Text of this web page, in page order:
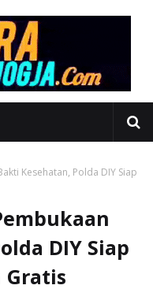
Kesehatan, Polda DIY Siap
DIY Siap
Gratis